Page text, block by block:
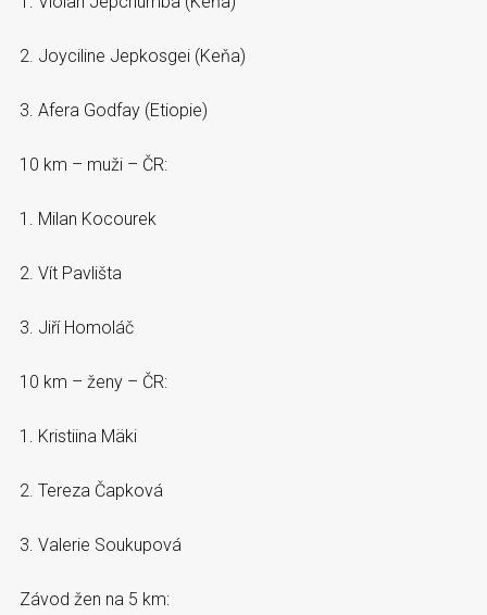
2. Joyciline Jepkosgei (Keňa)
3. Afera Godfay (Etiopie)
10 km – muži – ČR:
1. Milan Kocourek
2. Vít Pavlišta
3. Jiří Homoláč
10 km – ženy – ČR:
1. Kristiina Mäki
2. Tereza Čapková
3. Valerie Soukupová
Závod žen na 5 km: